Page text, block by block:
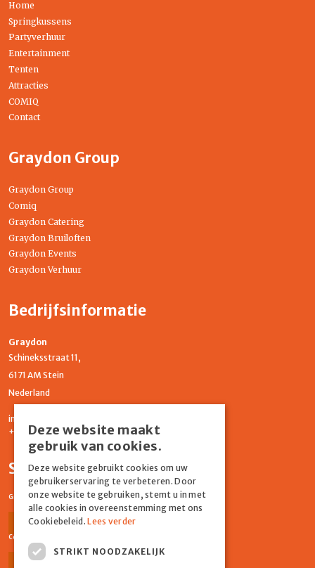
Home
Springkussens
Partyverhuur
Entertainment
Tenten
Attracties
COMIQ
Contact
Graydon Group
Graydon Group
Comiq
Graydon Catering
Graydon Bruiloften
Graydon Events
Graydon Verhuur
Bedrijfsinformatie
Graydon
Schineksstraat 11,
6171 AM Stein
Nederland
info@graydonevents.nl
+316 11435859
Social media
Graydon Events
Facebook Instagram
Comiq
Facebook
Deze website maakt
gebruik van cookies.
Deze website gebruikt cookies om uw
gebruikerservaring te verbeteren. Door
onze website te gebruiken, stemt u in met
alle cookies in overeenstemming met ons
Cookiebeleid.Lees verder
STRIKT NOODZAKELIJK